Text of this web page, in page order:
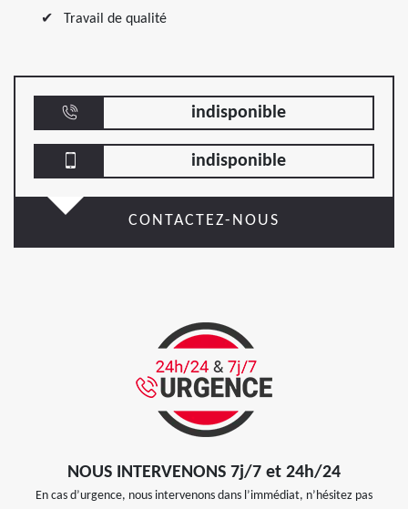
Travail de qualité
indisponible
indisponible
CONTACTEZ-NOUS
NOUS INTERVENONS 7j/7 et 24h/24
En cas d’urgence, nous intervenons dans l’immédiat, n’hésitez pas